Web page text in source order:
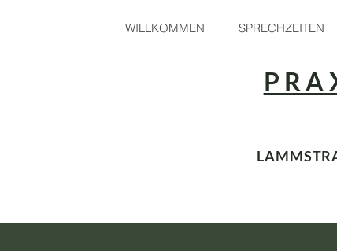
WILLKOMMEN SPRECHZEITEN